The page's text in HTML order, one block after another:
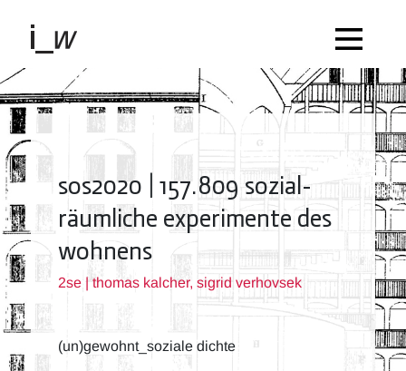
sos2020 | 157.809 sozial-
räumliche experimente des
wohnens
2se | thomas kalcher, sigrid verhovsek
(un)gewohnt_soziale dichte